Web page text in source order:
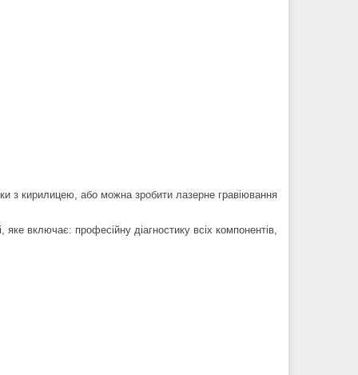
з кирилицею, або можна зробити лазерне гравіювання
включає: професійну діагностику всіх компонентів,